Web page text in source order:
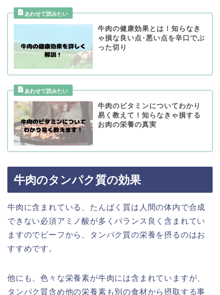
牛肉の健康効果とは！知らなき
ゃ損な良い点･悪い点を辛口でぶ
った切り
牛肉のビタミンについてわかり
易く教えて！知らなきゃ損する
お肉の栄養の真実
牛肉のタンパク質の効果
牛肉に含まれている、たんぱく質は人間の体内で合成
できない必須アミノ酸が多くバランス良く含まれてい
ますのでビーフから、タンパク質の栄養を摂るのはお
すすめです。
他にも、色々な栄養素が牛肉には含まれていますが、
タンパク質含め他の栄養素も別の食材から摂取する事